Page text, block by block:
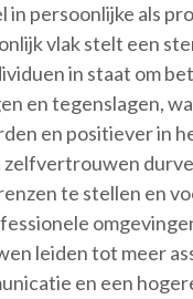
in persoonlijke als
vlak stelt een
in staat om
en tegenslagen,
en positiever in
zelfvertrouwen
te stellen en
leiden tot meer
en een